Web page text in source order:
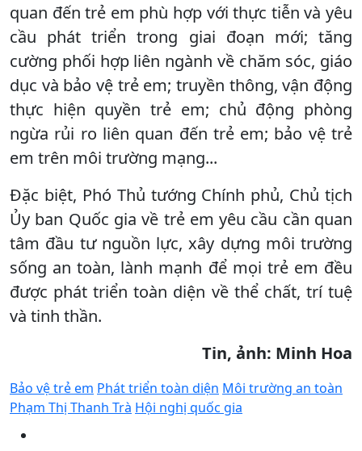
quan đến trẻ em phù hợp với thực tiễn và yêu
cầu phát triển trong giai đoạn mới; tăng
cường phối hợp liên ngành về chăm sóc, giáo
dục và bảo vệ trẻ em; truyền thông, vận động
thực hiện quyền trẻ em; chủ động phòng
ngừa rủi ro liên quan đến trẻ em; bảo vệ trẻ
em trên môi trường mạng...
Đặc biệt, Phó Thủ tướng Chính phủ, Chủ tịch
Ủy ban Quốc gia về trẻ em yêu cầu cần quan
tâm đầu tư nguồn lực, xây dựng môi trường
sống an toàn, lành mạnh để mọi trẻ em đều
được phát triển toàn diện về thể chất, trí tuệ
và tinh thần.
Tin, ảnh: Minh Hoa
Bảo vệ trẻ em Phát triển toàn diện Môi trường an toàn
Phạm Thị Thanh Trà Hội nghị quốc gia